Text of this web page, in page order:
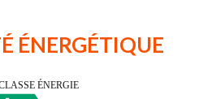
ÉNERGÉTIQUE